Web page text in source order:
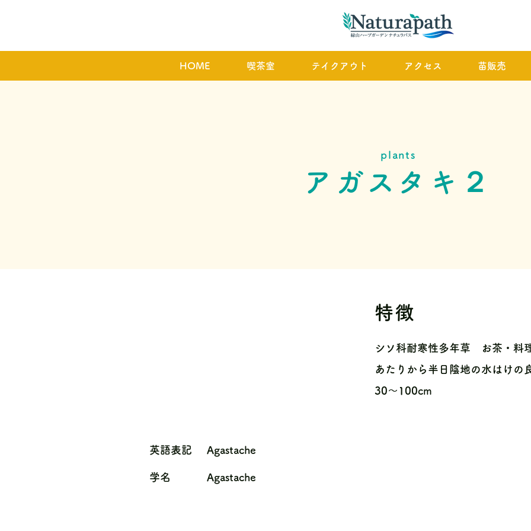
HOME 喫茶室 テイクアウト アクセス 苗販売
plants
アガスタキ２
英語表記 Agastache
学名 Agastache
特徴
シソ科耐寒性多年草 お茶・料
あたりから半日陰地の水はけの
30〜100cm